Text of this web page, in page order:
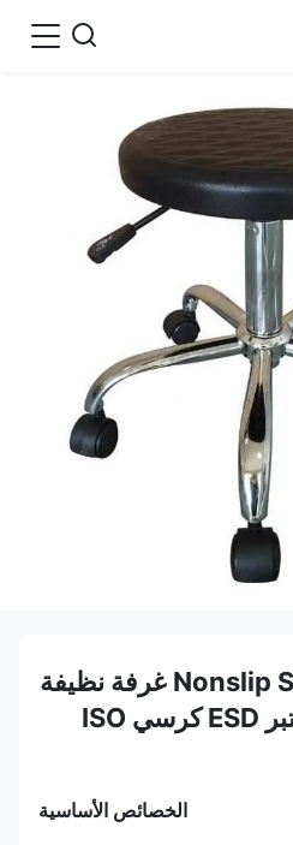
Nonslip Surface Black PU غرفة نظيفة
براز بدون ظهر لمختبر ESD كرسي ISO
الخصائص الأساسية